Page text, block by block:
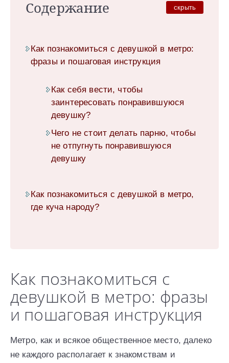
Содержание скрыть
Как познакомиться с девушкой в метро:
фразы и пошаговая инструкция
Как себя вести, чтобы
заинтересовать понравившуюся
девушку?
Чего не стоит делать парню, чтобы
не отпугнуть понравившуюся
девушку
Как познакомиться с девушкой в метро,
где куча народу?
Как познакомиться с
девушкой в метро: фразы
и пошаговая инструкция
Метро, как и всякое общественное место, далеко
не каждого располагает к знакомствам и